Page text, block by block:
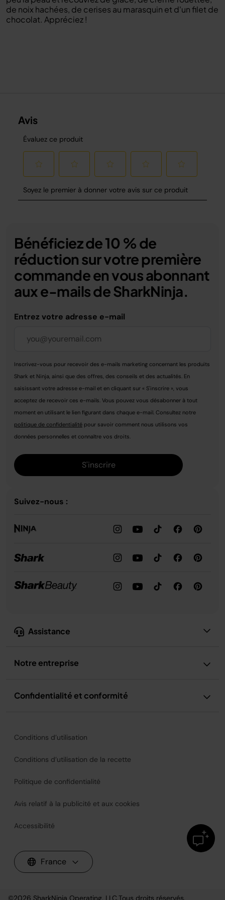
de noix hachées, de cerises au marasquin et d'un filet de
chocolat. Appréciez !
Assistance
Notre entreprise
Confidentialité et conformité
Bénéficiez de 10 % de
réduction sur votre première
commande en vous abonnant
aux e-mails de SharkNinja.
Entrez votre adresse e-mail
Inscrivez-vous pour recevoir des e-mails marketing concernant les produits
Shark et Ninja, ainsi que des offres, des conseils et des actualités. En
saisissant votre adresse e-mail et en cliquant sur « S'inscrire », vous
acceptez de recevoir ces e-mails. Vous pouvez vous désabonner à tout
moment en utilisant le lien figurant dans chaque e-mail. Consultez notre
politique de confidentialité pour savoir comment nous utilisons vos
données personnelles et connaître vos droits.
S'inscrire
Suivez-nous :
Conditions d’utilisation
Conditions d’utilisation de la recette
Politique de confidentialité
Avis relatif à la publicité et aux cookies
Accessibilité
France
©2026 SharkNinja Operating, LLC.Tous droits réservés.